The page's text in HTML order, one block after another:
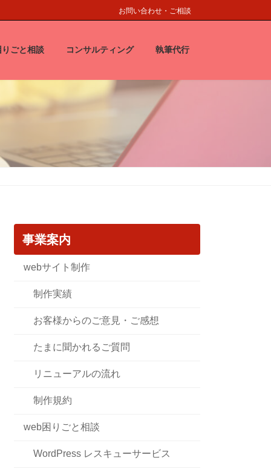
お問い合わせ・ご相談
ごと相談 コンサルティング 執筆代行
事業案内
webサイト制作
制作実績
お客様からのご意見・ご感想
たまに聞かれるご質問
リニューアルの流れ
制作規約
web困りごと相談
WordPress レスキューサービス